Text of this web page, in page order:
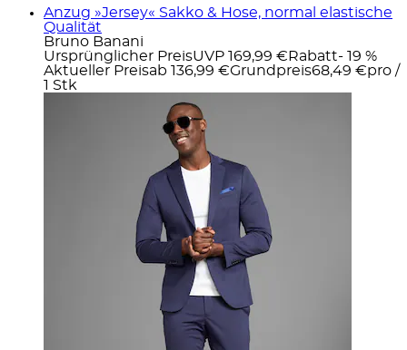
Anzug »Jersey« Sakko & Hose, normal elastische
Qualität
Bruno Banani
Ursprünglicher PreisUVP 169,99 € Rabatt- 19 %
Aktueller Preisab 136,99 €Grundpreis68,49 €pro /
1 Stk